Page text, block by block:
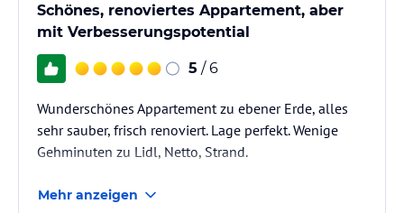
Schönes, renoviertes Appartement, aber
mit Verbesserungspotential
5 / 6
Wunderschönes Appartement zu ebener Erde, alles
sehr sauber, frisch renoviert. Lage perfekt. Wenige
Gehminuten zu Lidl, Netto, Strand.
Mehr anzeigen